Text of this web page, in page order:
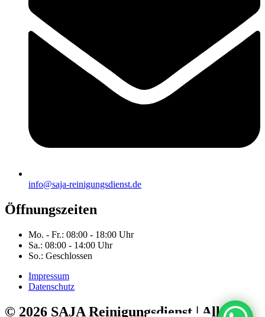
info@saja-reinigungsdienst.de
Öffnungszeiten
Mo. - Fr.: 08:00 - 18:00 Uhr
Sa.: 08:00 - 14:00 Uhr
So.: Geschlossen
Impressum
Datenschutz
© 2026 SAJA Reinigungsdienst | Alle